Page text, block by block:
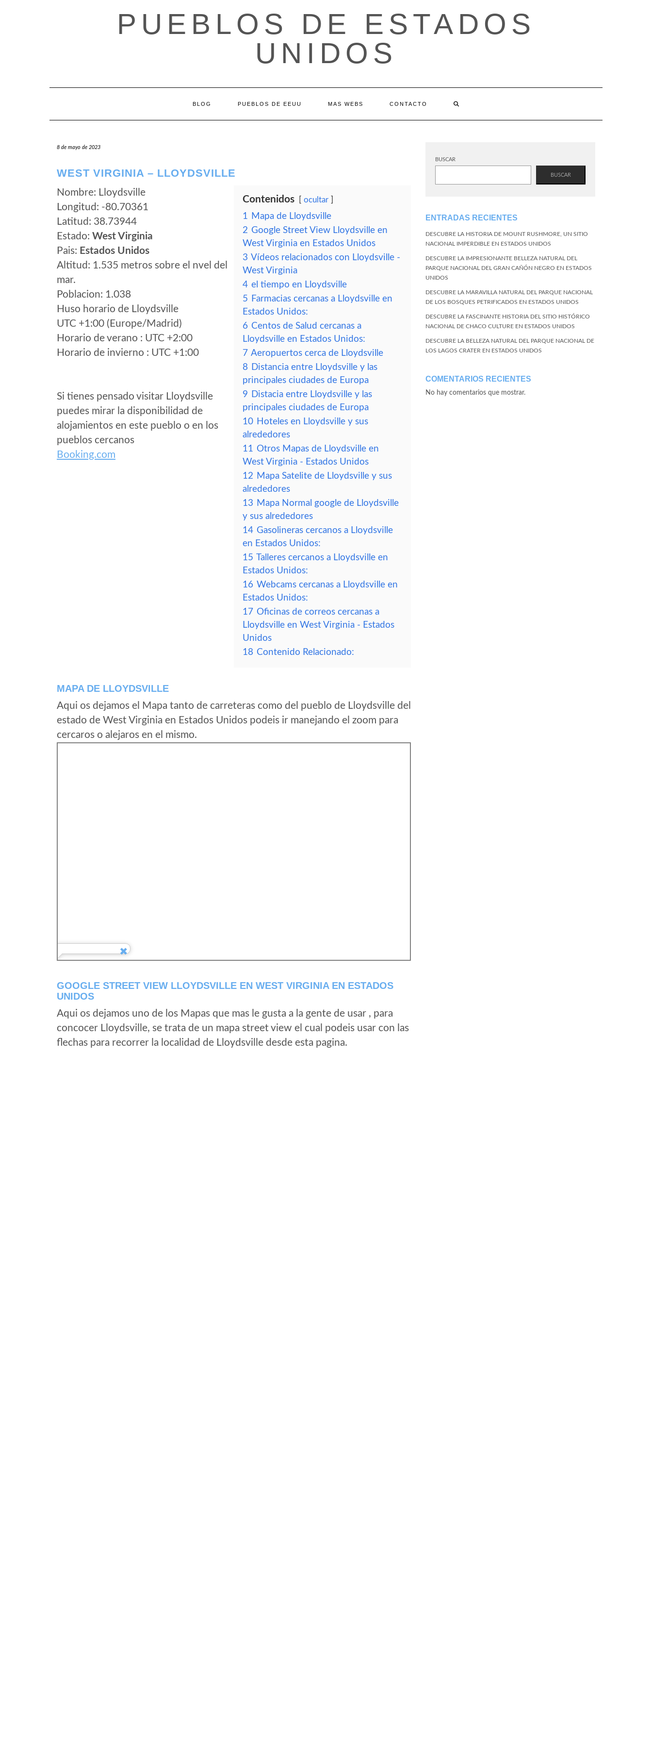
PUEBLOS DE ESTADOS
UNIDOS
BLOG PUEBLOS DE EEUU MAS WEBS CONTACTO
8 de mayo de 2023
WEST VIRGINIA – LLOYDSVILLE
Nombre: Lloydsville
Longitud: -80.70361
Latitud: 38.73944
Estado: West Virginia
Pais: Estados Unidos
Altitud: 1.535 metros sobre el nvel del
mar.
Poblacion: 1.038
Huso horario de Lloydsville
UTC +1:00 (Europe/Madrid)
Horario de verano : UTC +2:00
Horario de invierno : UTC +1:00
Si tienes pensado visitar Lloydsville
puedes mirar la disponibilidad de
alojamientos en este pueblo o en los
pueblos cercanos
Booking.com
Contenidos ocultar
1 Mapa de Lloydsville
2 Google Street View Lloydsville en
West Virginia en Estados Unidos
3 Vídeos relacionados con Lloydsville -
West Virginia
4 el tiempo en Lloydsville
5 Farmacias cercanas a Lloydsville en
Estados Unidos:
6 Centos de Salud cercanas a
Lloydsville en Estados Unidos:
7 Aeropuertos cerca de Lloydsville
8 Distancia entre Lloydsville y las
principales ciudades de Europa
9 Distacia entre Lloydsville y las
principales ciudades de Europa
10 Hoteles en Lloydsville y sus
alrededores
11 Otros Mapas de Lloydsville en
West Virginia - Estados Unidos
12 Mapa Satelite de Lloydsville y sus
alrededores
13 Mapa Normal google de Lloydsville
y sus alrededores
14 Gasolineras cercanos a Lloydsville
en Estados Unidos:
15 Talleres cercanos a Lloydsville en
Estados Unidos:
16 Webcams cercanas a Lloydsville en
Estados Unidos:
17 Oficinas de correos cercanas a
Lloydsville en West Virginia - Estados
Unidos
18 Contenido Relacionado:
MAPA DE LLOYDSVILLE
Aqui os dejamos el Mapa tanto de carreteras como del pueblo de Lloydsville del
estado de West Virginia en Estados Unidos podeis ir manejando el zoom para
cercaros o alejaros en el mismo.
GOOGLE STREET VIEW LLOYDSVILLE EN WEST VIRGINIA EN ESTADOS
UNIDOS
Aqui os dejamos uno de los Mapas que mas le gusta a la gente de usar , para
concocer Lloydsville, se trata de un mapa street view el cual podeis usar con las
flechas para recorrer la localidad de Lloydsville desde esta pagina.
BUSCAR
BUSCAR
ENTRADAS RECIENTES
DESCUBRE LA HISTORIA DE MOUNT RUSHMORE, UN SITIO
NACIONAL IMPERDIBLE EN ESTADOS UNIDOS
DESCUBRE LA IMPRESIONANTE BELLEZA NATURAL DEL
PARQUE NACIONAL DEL GRAN CAÑÓN NEGRO EN ESTADOS
UNIDOS
DESCUBRE LA MARAVILLA NATURAL DEL PARQUE NACIONAL
DE LOS BOSQUES PETRIFICADOS EN ESTADOS UNIDOS
DESCUBRE LA FASCINANTE HISTORIA DEL SITIO HISTÓRICO
NACIONAL DE CHACO CULTURE EN ESTADOS UNIDOS
DESCUBRE LA BELLEZA NATURAL DEL PARQUE NACIONAL DE
LOS LAGOS CRATER EN ESTADOS UNIDOS
COMENTARIOS RECIENTES
No hay comentarios que mostrar.